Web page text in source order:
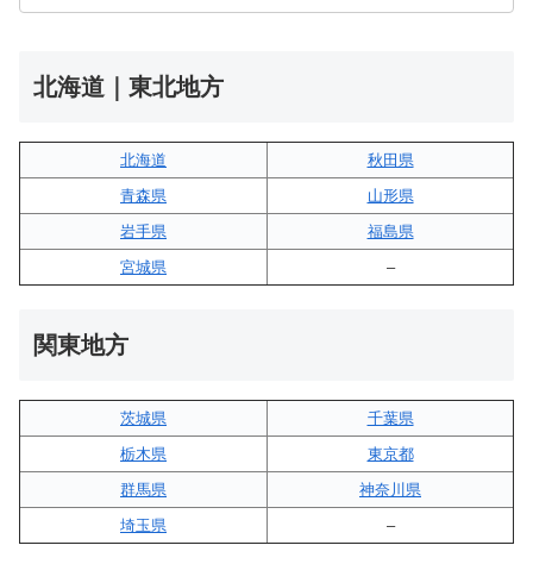
北海道｜東北地方
北海道
秋田県
青森県
山形県
岩手県
福島県
宮城県
–
関東地方
茨城県
千葉県
栃木県
東京都
群馬県
神奈川県
埼玉県
–